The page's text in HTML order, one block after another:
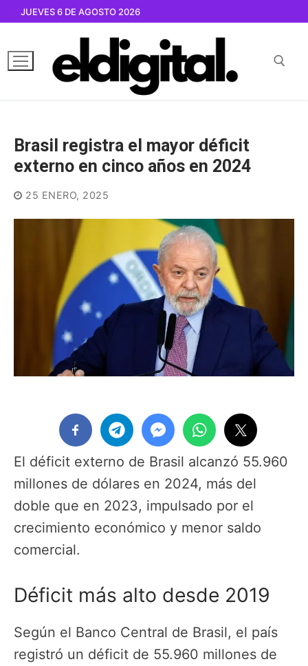
contenido
JUEVES 6 DE AGOSTO 2026
Brasil registra el mayor déficit
externo en cinco años en 2024
25 ENERO, 2025
El déficit externo de Brasil alcanzó 55.960
millones de dólares en 2024, más del
doble que en 2023, impulsado por el
crecimiento económico y menor saldo
comercial.
Déficit más alto desde 2019
Según el Banco Central de Brasil, el país
registró un déficit de 55.960 millones de